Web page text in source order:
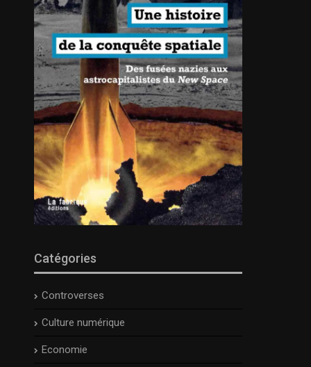
Catégories
Controverses
Culture numérique
Economie